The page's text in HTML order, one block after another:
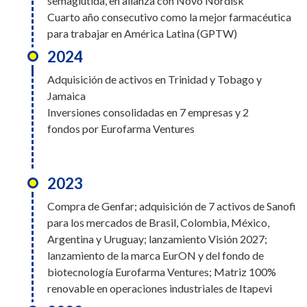
Cuarto año consecutivo como la mejor farmacéutica
para trabajar en América Latina (GPTW)
2024
Adquisición de activos en Trinidad y Tobago y
Jamaica
Inversiones consolidadas en 7 empresas y 2
fondos por Eurofarma Ventures
2023
Compra de Genfar; adquisición de 7 activos de Sanofi
para los mercados de Brasil, Colombia, México,
Argentina y Uruguay; lanzamiento Visión 2027;
lanzamiento de la marca EurON y del fondo de
biotecnología Eurofarma Ventures; Matriz 100%
renovable en operaciones industriales de Itapevi